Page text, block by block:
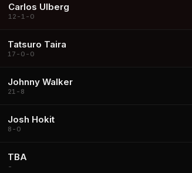
Carlos Ulberg
12-1-0
Tatsuro Taira
17-0-0
Johnny Walker
21-8
Josh Hokit
8-0
TBA
-